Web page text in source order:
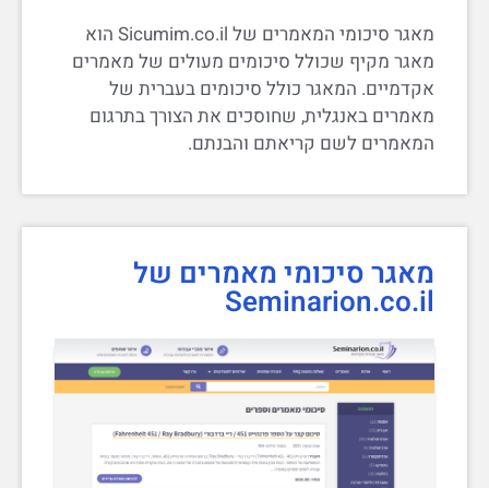
מאגר סיכומי המאמרים של Sicumim.co.il הוא
מאגר מקיף שכולל סיכומים מעולים של מאמרים
אקדמיים. המאגר כולל סיכומים בעברית של
מאמרים באנגלית, שחוסכים את הצורך בתרגום
המאמרים לשם קריאתם והבנתם.
מאגר סיכומי מאמרים של
Seminarion.co.il